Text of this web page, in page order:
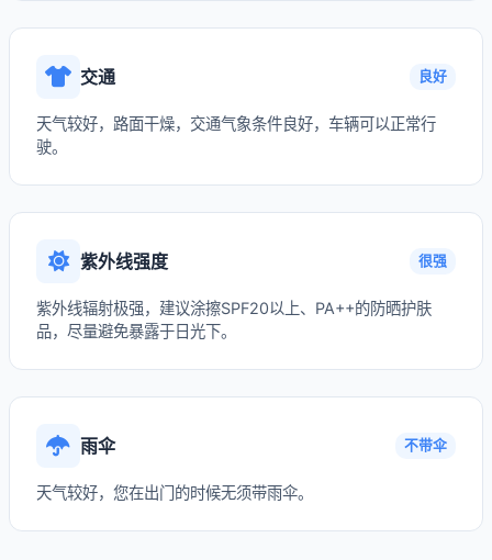
交通 良好
天气较好，路面干燥，交通气象条件良好，车辆可以正常行
驶。
紫外线强度 很强
紫外线辐射极强，建议涂擦SPF20以上、PA++的防晒护肤
品，尽量避免暴露于日光下。
雨伞 不带伞
天气较好，您在出门的时候无须带雨伞。